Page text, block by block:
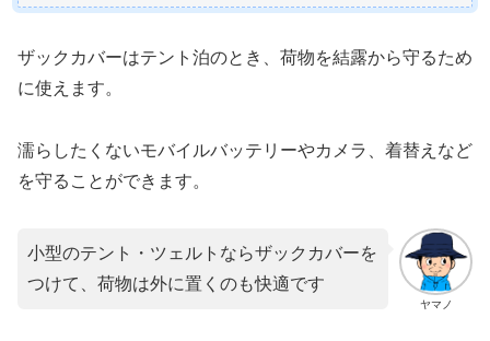
ザックカバーはテント泊のとき、荷物を結露から守るため
に使えます。
濡らしたくないモバイルバッテリーやカメラ、着替えなど
を守ることができます。
ヤマノ
小型のテント・ツェルトならザックカバーを
つけて、荷物は外に置くのも快適です